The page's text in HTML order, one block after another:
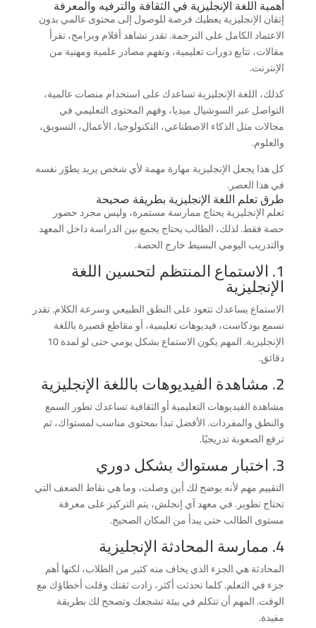
أهمية اللغة الإنجليزية في الثقافة والترفيه والمعرفة
إتقان الإنجليزية يعطيك فرصة للوصول إلى محتوى عالمي بدون
الاعتماد الكامل على الترجمة. تقدر تشاهد أفلام وبرامج، تقرأ
مقالات، تتابع دورات تعليمية، وتفهم مصادر علمية ومهنية من
الإنترنت.
كذلك، اللغة الإنجليزية تساعدك على استخدام منصات عالمية،
التواصل عبر السوشيال ميديا، وفهم المحتوى التعليمي في
مجالات مثل الذكاء الاصطناعي، التكنولوجيا، الأعمال، التسويق،
والعلوم.
كل هذا يجعل الإنجليزية مهارة مهمة لأي شخص يريد يطوّر نفسه
في هذا العصر.
طرق تعلم اللغة الإنجليزية بطريقة صحيحة
تعلم الإنجليزية يحتاج ممارسة مستمرة، وليس مجرد حضور
حصة فقط. لذلك، الطالب يحتاج يجمع بين الدراسة داخل المعهد
والتدريب اليومي البسيط خارج الحصة.
1. الاستماع المنتظم لتحسين اللغة
الإنجليزية
الاستماع يساعدك تتعود على النطق الطبيعي وسرعة الكلام. تقدر
تسمع بودكاست، فيديوهات تعليمية، أو مقاطع قصيرة باللغة
الإنجليزية. المهم يكون الاستماع بشكل يومي حتى لو لمدة 10
دقائق.
2. مشاهدة الفيديوهات باللغة الإنجليزية
مشاهدة الفيديوهات التعليمية أو الثقافية تساعدك تطور السمع
والنطق والمفردات. الأفضل تبدأ بمحتوى مناسب لمستواك، ثم
ترفع الصعوبة تدريجيًا.
3. اختبار مستواك بشكل دوري
التقييم مهم لأنه يوضح لك أين وصلت، وما هي نقاط الضعف التي
تحتاج تطوير. في معهد آي إنجلش، يتم التركيز على معرفة
مستوى الطالب حتى يبدأ من المكان الصحيح.
4. ممارسة المحادثة الإنجليزية
المحادثة هي الجزء الذي يخاف منه كثير من الطلاب، لكنها أهم
جزء في التعلم. كلما تحدثت أكثر، زادت ثقتك وقلت أخطاؤك مع
الوقت. المهم أن تتكلم في بيئة تشجعك وتصحح لك بطريقة
مفيدة.